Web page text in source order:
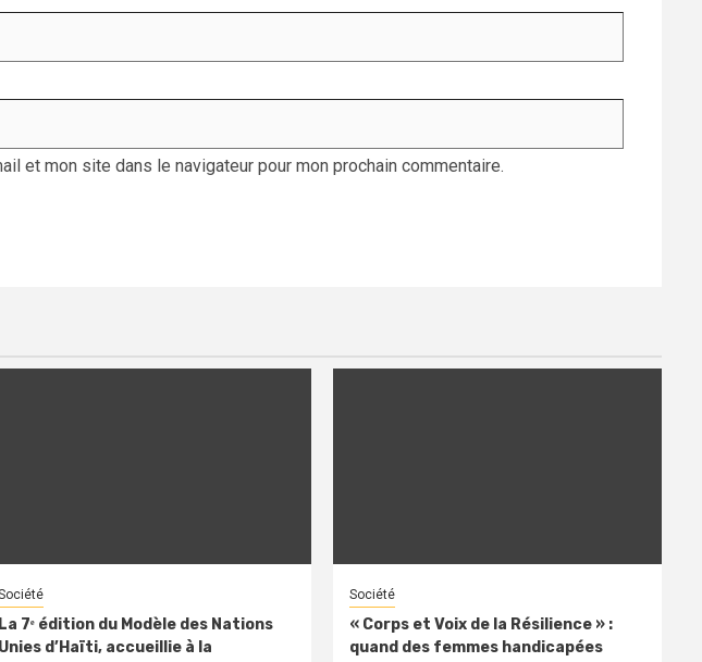
et mon site dans le navigateur pour mon prochain commentaire.
La 7ᵉ édition du Modèle des Nations
Unies d’Haïti, accueillie à la
Société
« Corps et Voix de la Résilience » :
quand des femmes handicapées